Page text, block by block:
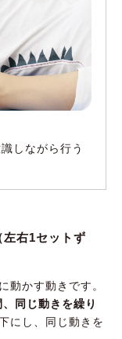
しながら行う
左右1セットず
動かす動きです。
同じ動きを繰り
にし、同じ動きを